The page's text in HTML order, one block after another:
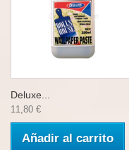
Deluxe...
11,80 €
Añadir al carrito